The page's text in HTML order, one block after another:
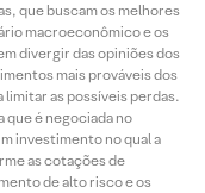
que buscam os melhores
macroeconômico e os
divergir das opiniões dos
mais prováveis dos
limitar as possíveis perdas.
que é negociada no
investimento no qual a
as cotações de
de alto risco e os